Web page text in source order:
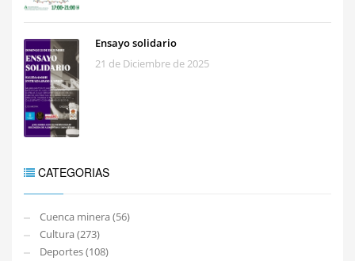
Ensayo solidario
21 de Diciembre de 2025
CATEGORIAS
Cuenca minera (56)
Cultura (273)
Deportes (108)